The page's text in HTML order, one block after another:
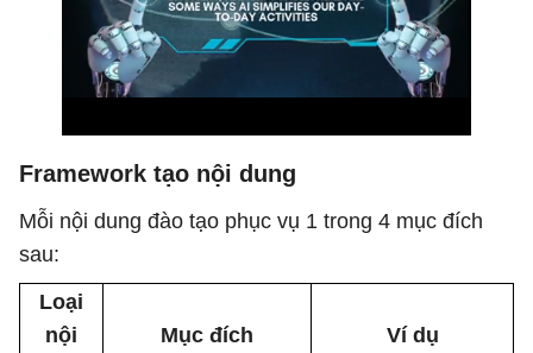
Framework tạo nội dung
Mỗi nội dung đào tạo phục vụ 1 trong 4 mục đích
sau:
Loại
nội
Mục đích Ví dụ